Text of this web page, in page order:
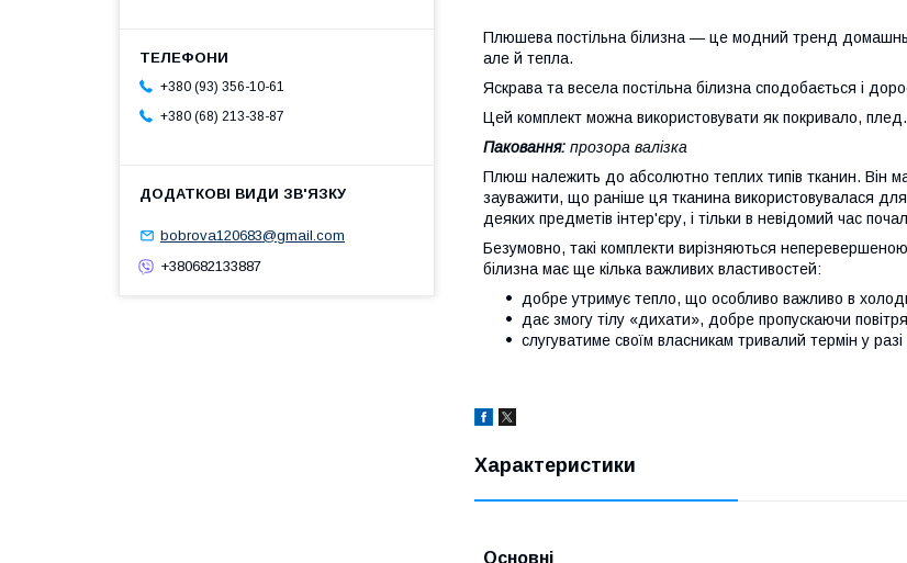
Плюшева постільна білизна — це модний тренд
але й тепла.
Яскрава та весела постільна білизна сподобається і
Цей комплект можна використовувати як покривало, плед.
Паковання: прозора валізка
Плюш належить до абсолютно теплих типів тканин. Він
зауважити, що раніше ця тканина використовувалася для
деяких предметів інтер'єру, і тільки в невідомий час
Безумовно, такі комплекти вирізняються
білизна має ще кілька важливих властивостей:
добре утримує тепло, що особливо важливо в
дає змогу тілу «дихати», добре пропускаючи
слугуватиме своїм власникам тривалий термін у
Характеристики
Основні
+380 (93) 356-10-61
+380 (68) 213-38-87
bobrova120683@gmail.com
+380682133887